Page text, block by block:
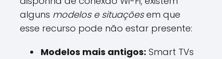
alguns modelos e situaçõesem que
esse recurso pode não estar presente:
Modelos mais antigos: Smart TVs